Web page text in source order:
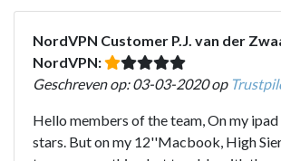
NordVPN Customer P.J. van der
NordVPN:
Geschreven op: 03-03-2020 op
Hello members of the team, On my
stars. But on my 12''Macbook, High